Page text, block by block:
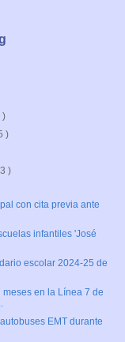
)
)
)
con cita previa ante
infantiles 'José
escolar 2024-25 de
meses en la Línea 7 de
EMT durante